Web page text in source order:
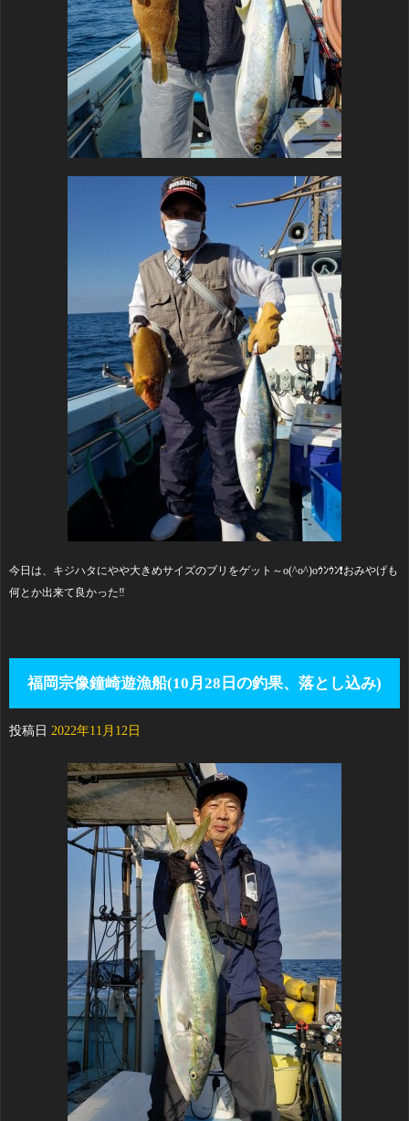
今日は、キジハタにやや大きめサイズのブリをゲット～o(^o^)oｳﾝｳﾝ❗おみやげも
何とか出来て良かった‼️
福岡宗像鐘崎遊漁船(10月28日の釣果、落とし込み)
投稿日 2022年11月12日